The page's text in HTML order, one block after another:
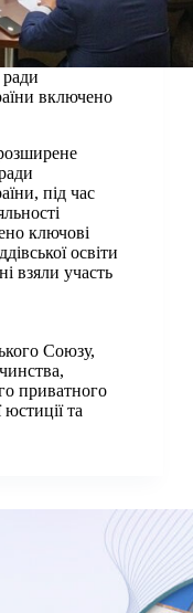
включено
під час
ключові
освіти
взяли участь
Союзу,
приватного
та